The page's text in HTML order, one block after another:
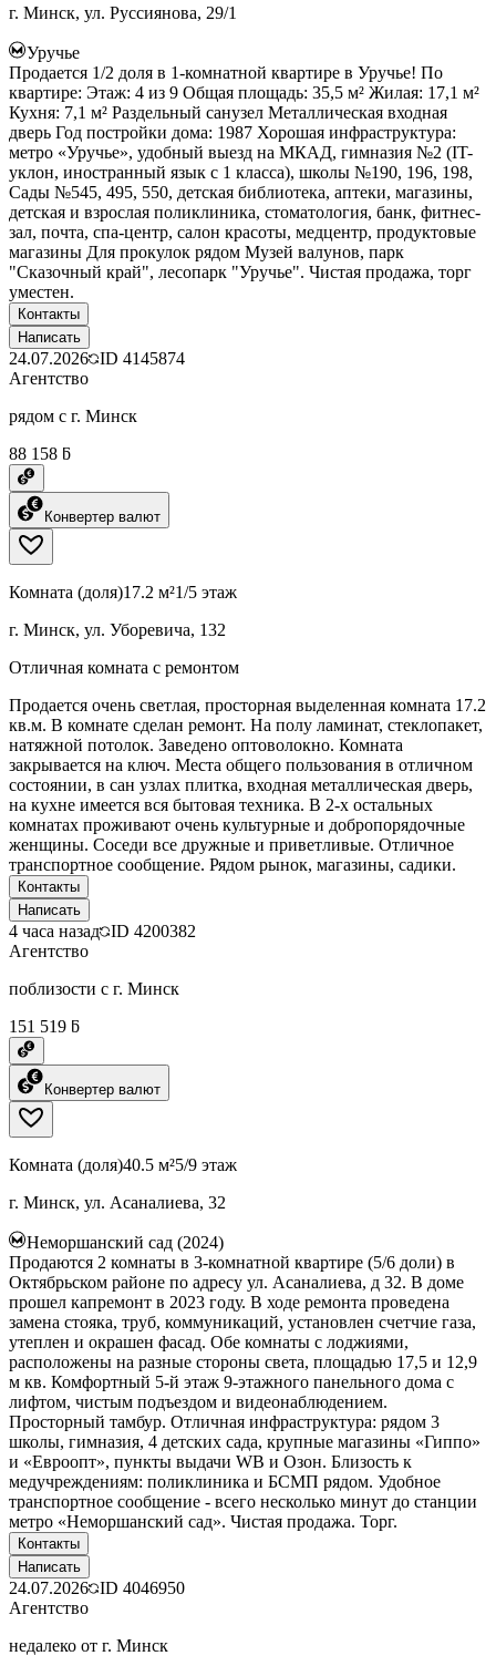
г. Минск, ул. Руссиянова, 29/1
Уручье
Продается 1/2 доля в 1-комнатной квартире в Уручье! По
квартире: Этаж: 4 из 9 Общая площадь: 35,5 м² Жилая: 17,1 м²
Кухня: 7,1 м² Раздельный санузел Металлическая входная
дверь Год постройки дома: 1987 Хорошая инфраструктура:
метро «Уручье», удобный выезд на МКАД, гимназия №2 (IT-
уклон, иностранный язык с 1 класса), школы №190, 196, 198,
Сады №545, 495, 550, детская библиотека, аптеки, магазины,
детская и взрослая поликлиника, стоматология, банк, фитнес-
зал, почта, спа-центр, салон красоты, медцентр, продуктовые
магазины Для прокулок рядом Музей валунов, парк
"Сказочный край", лесопарк "Уручье". Чистая продажа, торг
уместен.
Контакты
Написать
24.07.2026 ID 4145874
Агентство
рядом с г. Минск
88 158 ƃ
Конвертер валют
Комната (доля)17.2 м²1/5 этаж
г. Минск, ул. Уборевича, 132
Отличная комната с ремонтом
Продается очень светлая, просторная выделенная комната 17.2
кв.м. В комнате сделан ремонт. На полу ламинат, стеклопакет,
натяжной потолок. Заведено оптоволокно. Комната
закрывается на ключ. Места общего пользования в отличном
состоянии, в сан узлах плитка, входная металлическая дверь,
на кухне имеется вся бытовая техника. В 2-х остальных
комнатах проживают очень культурные и добропорядочные
женщины. Соседи все дружные и приветливые. Отличное
транспортное сообщение. Рядом рынок, магазины, садики.
Контакты
Написать
4 часа назад ID 4200382
Агентство
поблизости с г. Минск
151 519 ƃ
Конвертер валют
Комната (доля)40.5 м²5/9 этаж
г. Минск, ул. Асаналиева, 32
Неморшанский сад (2024)
Продаются 2 комнаты в 3-комнатной квартире (5/6 доли) в
Октябрьском районе по адресу ул. Асаналиева, д 32. В доме
прошел капремонт в 2023 году. В ходе ремонта проведена
замена стояка, труб, коммуникаций, установлен счетчие газа,
утеплен и окрашен фасад. Обе комнаты с лоджиями,
расположены на разные стороны света, площадью 17,5 и 12,9
м кв. Комфортный 5-й этаж 9-этажного панельного дома с
лифтом, чистым подъездом и видеонаблюдением.
Просторный тамбур. Отличная инфраструктура: рядом 3
школы, гимназия, 4 детских сада, крупные магазины «Гиппо»
и «Евроопт», пункты выдачи WB и Озон. Близость к
медучреждениям: поликлиника и БСМП рядом. Удобное
транспортное сообщение - всего несколько минут до станции
метро «Неморшанский сад». Чистая продажа. Торг.
Контакты
Написать
24.07.2026 ID 4046950
Агентство
недалеко от г. Минск